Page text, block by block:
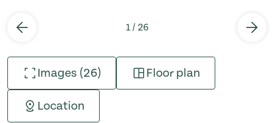
1 / 26
Images (26) Floor plan
Location